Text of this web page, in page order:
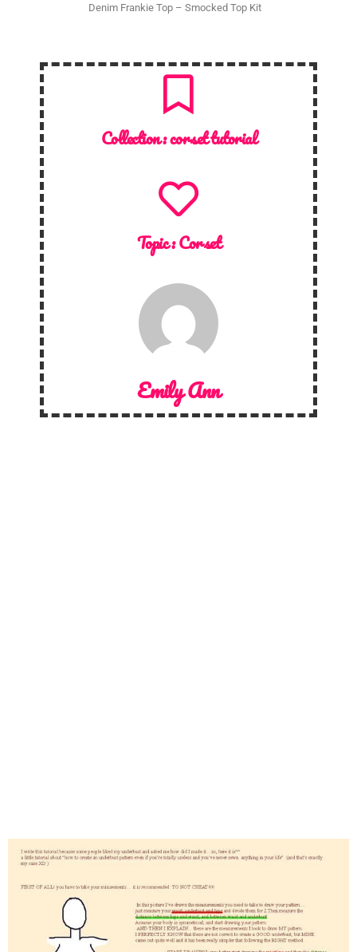
Denim Frankie Top – Smocked Top Kit
Collection :corset tutorial
Topic :Corset
Emily Ann